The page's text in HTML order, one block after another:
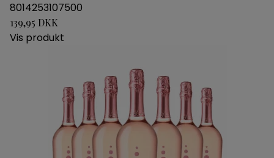
8014253107500
139,95 DKK
Vis produkt